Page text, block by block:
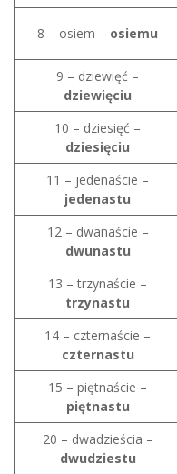
8 – osiem – osiemu
9 – dziewięć –
dziewięciu
10 – dziesięć –
dziesięciu
11 – jedenaście –
jedenastu
12 – dwanaście –
dwunastu
13 – trzynaście –
trzynastu
14 – czternaście –
czternastu
15 – piętnaście –
piętnastu
20 – dwadzieścia –
dwudziestu